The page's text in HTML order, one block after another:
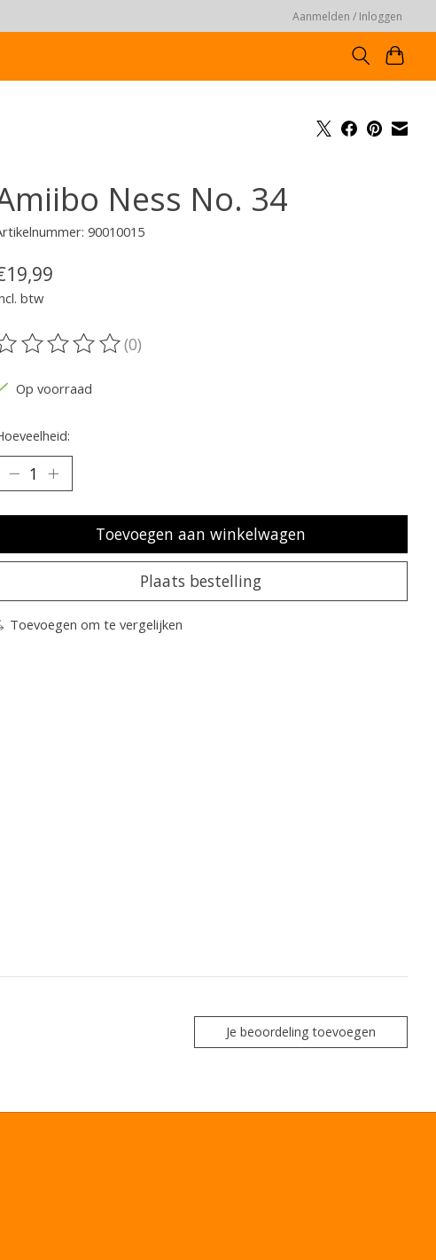
Aanmelden / Inloggen
Ness No. 34
90010015
btw
De beoordeling van dit product is
(0)
Op voorraad
Toevoegen aan winkelwagen
Plaats bestelling
Toevoegen om te vergelijken
Je beoordeling toevoegen